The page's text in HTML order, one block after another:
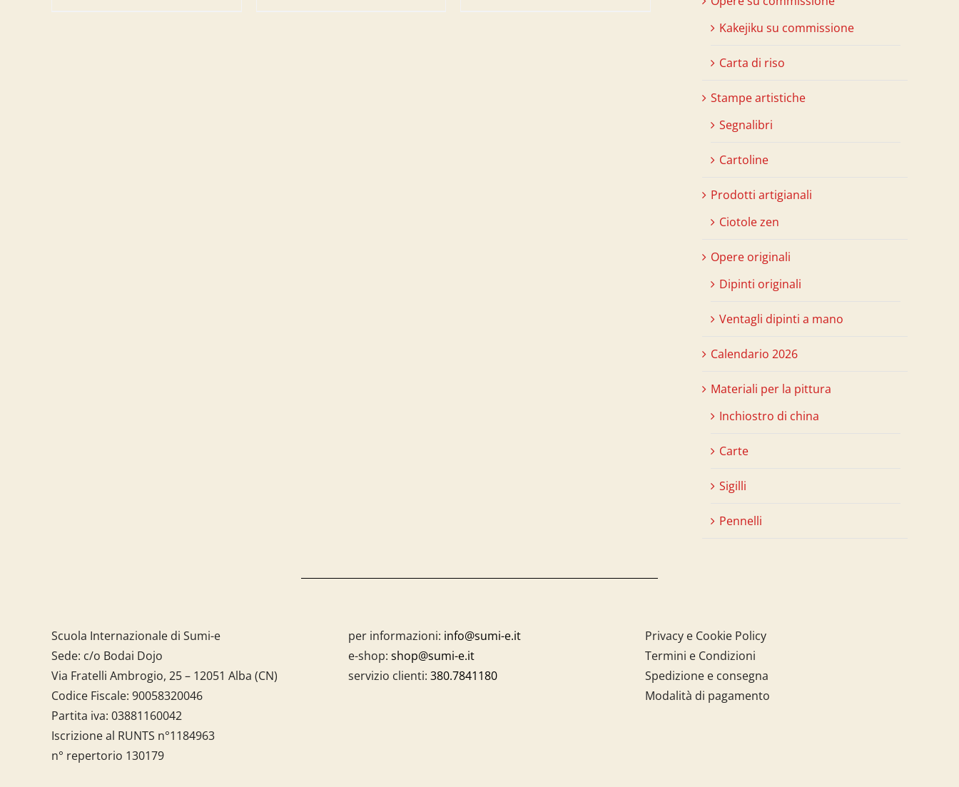
Kakejiku su commissione
Carta di riso
Stampe artistiche
Segnalibri
Cartoline
Prodotti artigianali
Ciotole zen
Opere originali
Dipinti originali
Ventagli dipinti a mano
Calendario 2026
Materiali per la pittura
Inchiostro di china
Carte
Sigilli
Pennelli
Scuola Internazionale di Sumi-e
Sede: c/o Bodai Dojo
Via Fratelli Ambrogio, 25 – 12051 Alba (CN)
Codice Fiscale: 90058320046
Partita iva: 03881160042
Iscrizione al RUNTS n°1184963
n° repertorio 130179
per informazioni: info@sumi-e.it
e-shop: shop@sumi-e.it
servizio clienti: 380.7841180
Privacy e Cookie Policy
Termini e Condizioni
Spedizione e consegna
Modalità di pagamento